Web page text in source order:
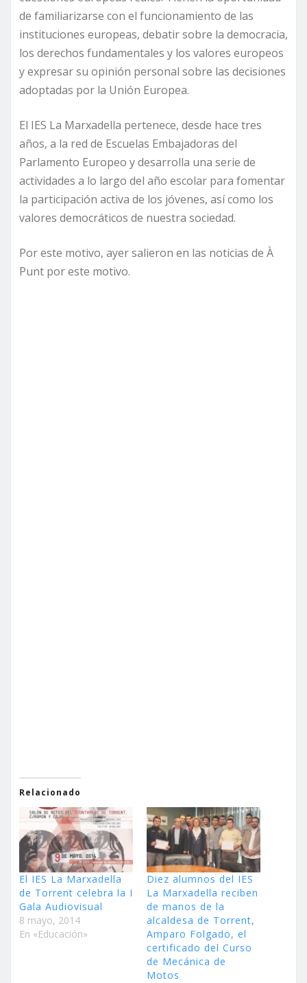
de familiarizarse con el funcionamiento de las
instituciones europeas, debatir sobre la democracia,
los derechos fundamentales y los valores europeos
y expresar su opinión personal sobre las decisiones
adoptadas por la Unión Europea.
El IES La Marxadella pertenece, desde hace tres
años, a la red de Escuelas Embajadoras del
Parlamento Europeo y desarrolla una serie de
actividades a lo largo del año escolar para fomentar
la participación activa de los jóvenes, así como los
valores democráticos de nuestra sociedad.
Por este motivo, ayer salieron en las noticias de À
Punt por este motivo.
Relacionado
El IES La Marxadella
de Torrent celebra la I
Gala Audiovisual
8 mayo, 2014
En «Educación»
Diez alumnos del IES
La Marxadella reciben
de manos de la
alcaldesa de Torrent,
Amparo Folgado, el
certificado del Curso
de Mecánica de
Motos